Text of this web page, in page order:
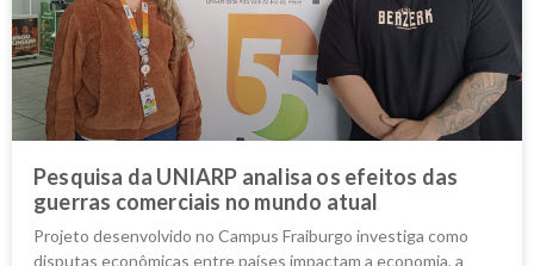
Pesquisa da UNIARP analisa os efeitos das
guerras comerciais no mundo atual
Projeto desenvolvido no Campus Fraiburgo investiga como
disputas econômicas entre países impactam a economia, a